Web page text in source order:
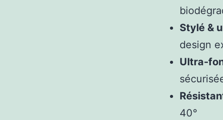
Stylé &
design
Ultra-
40°